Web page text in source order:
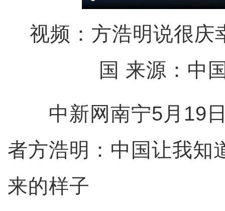
视频：方浩明说很庆
国 来源：中
中新网南宁5月19日
者方浩明：中国让我知
来的样子